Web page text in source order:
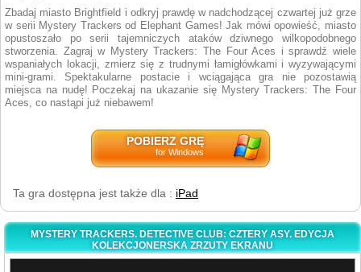
Zbadaj miasto Brightfield i odkryj prawdę w nadchodzącej czwartej już grze
w serii Mystery Trackers od Elephant Games! Jak mówi opowieść, miasto
opustoszało po serii tajemniczych ataków dziwnego wilkopodobnego
stworzenia. Zagraj w Mystery Trackers: The Four Aces i sprawdź wiele
wspaniałych lokacji, zmierz się z trudnymi łamigłówkami i wyzywającymi
mini-grami. Spektakularne postacie i wciągająca gra nie pozostawią
miejsca na nudę! Poczekaj na ukazanie się Mystery Trackers: The Four
Aces, co nastąpi już niebawem!
POBIERZ GRĘ
for Windows
Ta gra dostępna jest także dla : iPad
MYSTERY TRACKERS. DETECTIVE CLUB: CZTERY ASY. EDYCJA
KOLEKCJONERSKA ZRZUTY EKRANU